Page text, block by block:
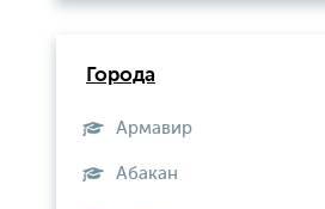
Города
Армавир
Абакан